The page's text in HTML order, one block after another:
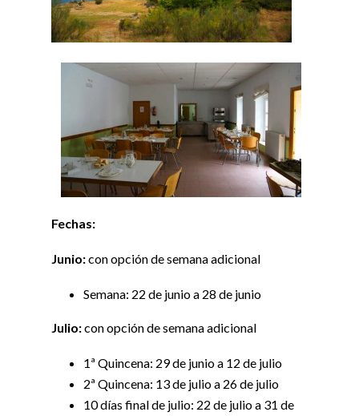
Fechas:
Junio:con opción de semana adicional
Semana: 22 de junio a 28 de junio
Julio:con opción de semana adicional
1ª Quincena: 29 de junio a 12 de julio
2ª Quincena: 13 de julio a 26 de julio
10 días final de julio: 22 de julio a 31 de